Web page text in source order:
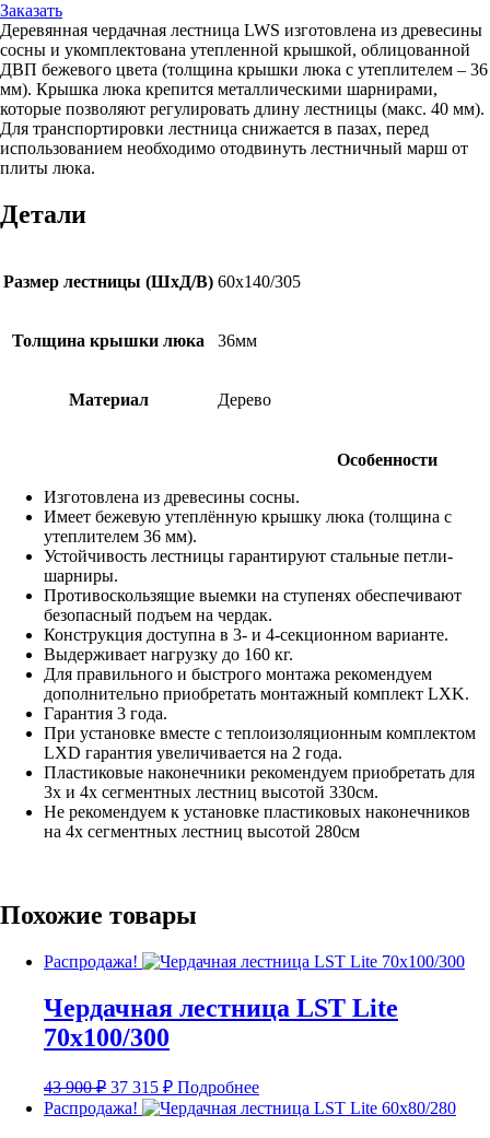
26
200 ₽.
270 ₽.
Заказать
Деревянная чердачная лестница LWS изготовлена из древесины
сосны и укомплектована утепленной крышкой, облицованной
ДВП бежевого цвета (толщина крышки люка с утеплителем – 36
мм). Крышка люка крепится металлическими шарнирами,
которые позволяют регулировать длину лестницы (макс. 40 мм).
Для транспортировки лестница снижается в пазах, перед
использованием необходимо отодвинуть лестничный марш от
плиты люка.
Детали
Размер лестницы (ШхД/В) 60х140/305
Толщина крышки люка 36мм
Материал Дерево
Особенности
Изготовлена из древесины сосны.
Имеет бежевую утеплённую крышку люка (толщина с
утеплителем 36 мм).
Устойчивость лестницы гарантируют стальные петли-
шарниры.
Противоскользящие выемки на ступенях обеспечивают
безопасный подъем на чердак.
Конструкция доступна в 3- и 4-секционном варианте.
Выдерживает нагрузку до 160 кг.
Для правильного и быстрого монтажа рекомендуем
дополнительно приобретать монтажный комплект LXK.
Гарантия 3 года.
При установке вместе с теплоизоляционным комплектом
LXD гарантия увеличивается на 2 года.
Пластиковые наконечники рекомендуем приобретать для
3х и 4х сегментных лестниц высотой 330см.
Не рекомендуем к установке пластиковых наконечников
на 4х сегментных лестниц высотой 280см
Похожие товары
Распродажа!
Чердачная лестница LST Lite
70х100/300
43 900₽ Первоначальная
цена
составляла
37 315 ₽Текущая
цена:
37
Подробнее
Распродажа!